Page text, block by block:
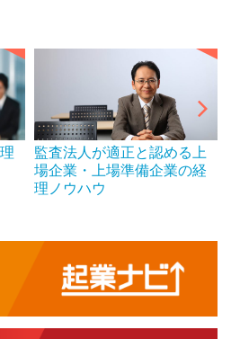
監査法人が適正と認める上
場企業・上場準備企業の経
理ノウハウ